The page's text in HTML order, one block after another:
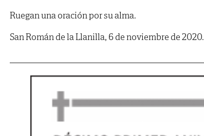
Ruegan una oración por su alma.
San Román de la Llanilla, 6 de noviembre de 2020.